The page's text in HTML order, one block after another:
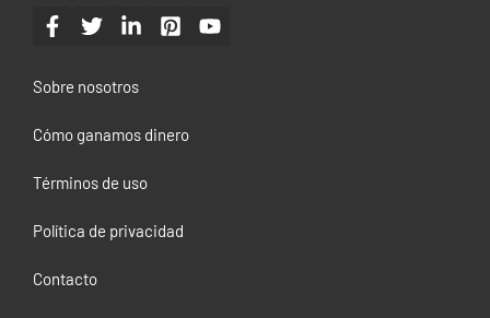
Sobre nosotros
Cómo ganamos dinero
Términos de uso
Política de privacidad
Contacto